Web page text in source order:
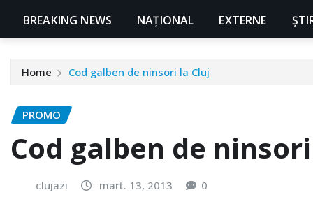
BREAKING NEWS NAŢIONAL EXTERNE
Home Cod galben de ninsori la Cluj
PROMO
Cod galben de
clujazi mart. 13, 2013 0